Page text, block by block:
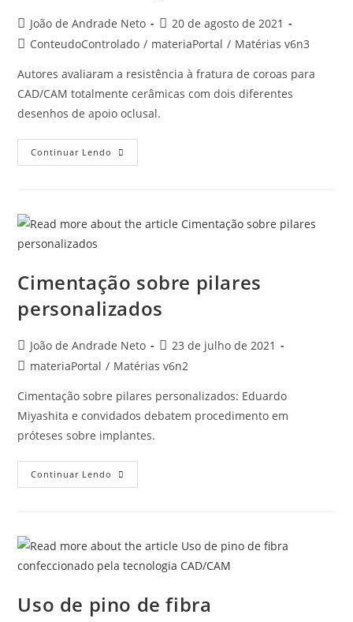
João de Andrade Neto
20 de agosto de 2021
ConteudoControlado / materiaPortal / Matérias v6n3
Autores avaliaram a resistência à fratura de coroas para
CAD/CAM totalmente cerâmicas com dois diferentes
desenhos de apoio oclusal.
Continuar Lendo
Cimentação sobre pilares
personalizados
João de Andrade Neto
23 de julho de 2021
materiaPortal / Matérias v6n2
Cimentação sobre pilares personalizados: Eduardo
Miyashita e convidados debatem procedimento em
próteses sobre implantes.
Continuar Lendo
Uso de pino de fibra